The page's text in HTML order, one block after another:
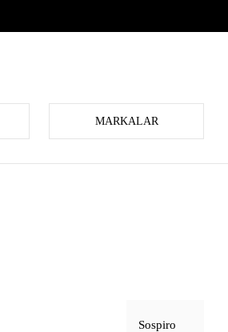
MARKALAR
Sospiro